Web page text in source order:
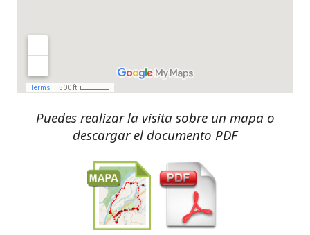
Puedes realizar la visita sobre un mapa o
descargar el documento PDF